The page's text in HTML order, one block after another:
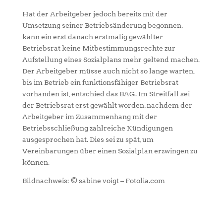
Hat der Arbeitgeber jedoch bereits mit der
Umsetzung seiner Betriebsänderung begonnen,
kann ein erst danach erstmalig gewählter
Betriebsrat keine Mitbestimmungsrechte zur
Aufstellung eines Sozialplans mehr geltend machen.
Der Arbeitgeber müsse auch nicht so lange warten,
bis im Betrieb ein funktionsfähiger Betriebsrat
vorhanden ist, entschied das BAG. Im Streitfall sei
der Betriebsrat erst gewählt worden, nachdem der
Arbeitgeber im Zusammenhang mit der
Betriebsschließung zahlreiche Kündigungen
ausgesprochen hat. Dies sei zu spät, um
Vereinbarungen über einen Sozialplan erzwingen zu
können.
Bildnachweis: © sabine voigt – Fotolia.com